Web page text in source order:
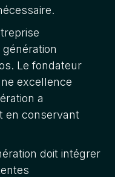
Le fondateur
excellence
a
en conservant
doit intégrer